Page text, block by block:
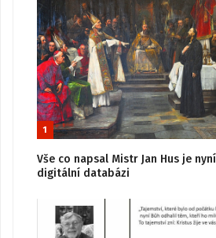
1
Vše co napsal Mistr Jan Hus je
digitální databázi